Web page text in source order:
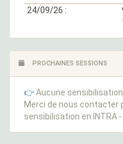
24/09/26 :
PROCHAINES SESSIONS
👉Aucune
Merci de nous contacter
sensibilisation en INTRA